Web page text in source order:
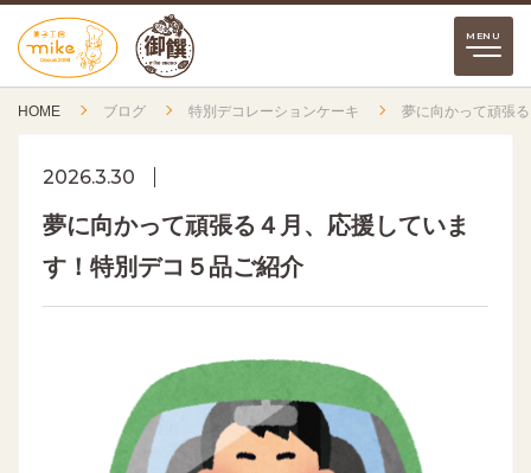
HOME ブログ 特別デコレーションケーキ 夢に向かって頑張
2026.3.30
夢に向かって頑張る４月、応援していま
す！特別デコ５品ご紹介